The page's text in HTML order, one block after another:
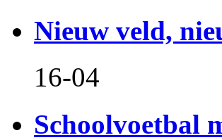
Nieuw veld,
16-04
Schoolvoetbal